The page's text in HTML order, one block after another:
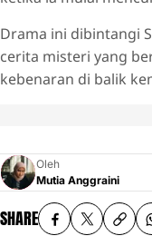
Drama ini dibintangi
cerita misteri yang
kebenaran di balik
Oleh
Mutia Anggraini
SHARE